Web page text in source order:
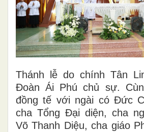
Thánh lễ do chính Tân
Đoàn Ái Phú chủ sự.
đồng tế với ngài có Đức
cha Tổng Đại diện, cha
Võ Thanh Diệu, cha giáo